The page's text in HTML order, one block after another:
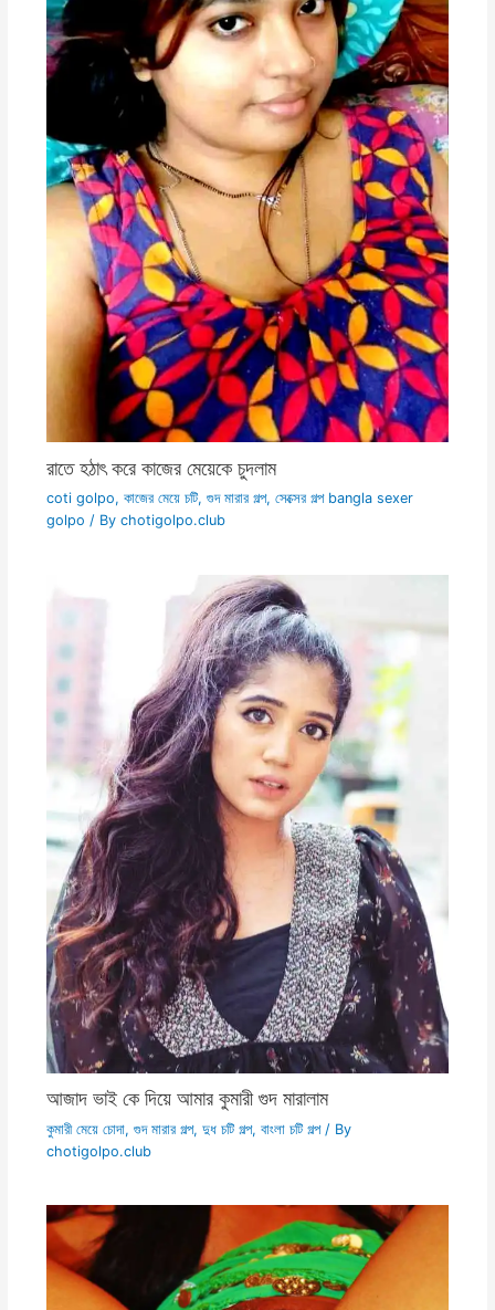
রাতে হঠাৎ করে কাজের মেয়েকে চুদলাম
coti golpo, কাজের মেয়ে চটি, গুদ মারার গল্প, সেক্সের গল্প bangla sexer
golpo / By chotigolpo.club
আজাদ ভাই কে দিয়ে আমার কুমারী গুদ মারালাম
কুমারী মেয়ে চোদা, গুদ মারার গল্প, দুধ চটি গল্প, বাংলা চটি গল্প/ By
chotigolpo.club